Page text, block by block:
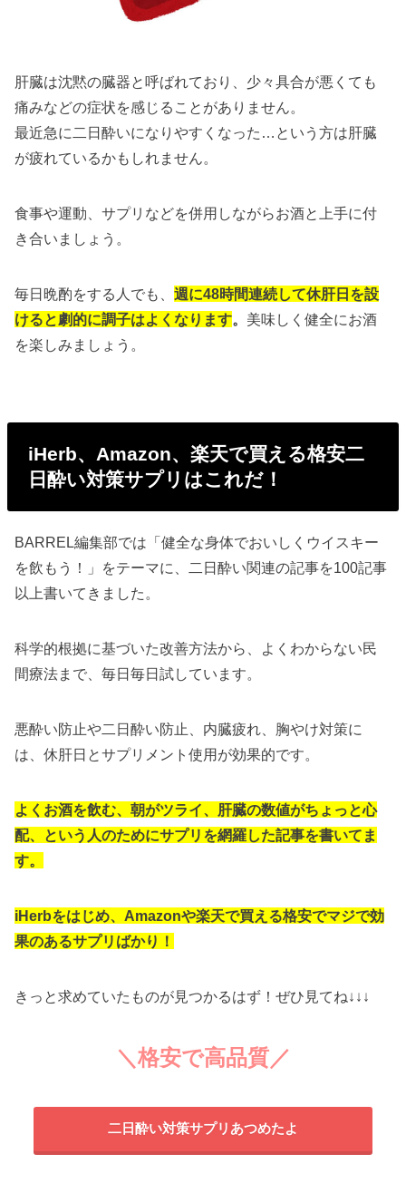
肝臓は沈黙の臓器と呼ばれており、少々具合が悪くても
痛みなどの症状を感じることがありません。
最近急に二日酔いになりやすくなった…という方は肝臓
が疲れているかもしれません。
食事や運動、サプリなどを併用しながらお酒と上手に付
き合いましょう。
毎日晩酌をする人でも、週に48時間連続して休肝日を設
けると劇的に調子はよくなります。 美味しく健全にお酒
を楽しみましょう。
iHerb、Amazon、楽天で買える格安二
日酔い対策サプリはこれだ！
BARREL編集部では「健全な身体でおいしくウイスキー
を飲もう！」をテーマに、二日酔い関連の記事を100記事
以上書いてきました。
科学的根拠に基づいた改善方法から、よくわからない民
間療法まで、毎日毎日試しています。
悪酔い防止や二日酔い防止、内臓疲れ、胸やけ対策に
は、休肝日とサプリメント使用が効果的です。
よくお酒を飲む、朝がツライ、肝臓の数値がちょっと心
配、という人のためにサプリを網羅した記事を書いてま
す。
iHerbをはじめ、Amazonや楽天で買える格安でマジで効
果のあるサプリばかり！
きっと求めていたものが見つかるはず！ぜひ見てね↓↓↓
＼格安で高品質／
二日酔い対策サプリあつめたよ